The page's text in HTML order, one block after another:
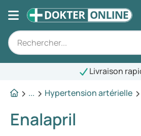
Livraison rapide
...
Hypertension artérielle
Enalapril